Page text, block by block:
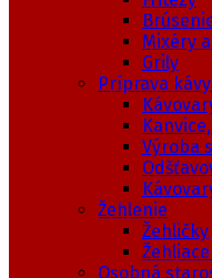
Mixéry
Grily
Príprava
Výroba
Žehlenie
Žehličky
Osobná